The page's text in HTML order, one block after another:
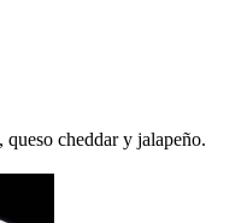
queso cheddar y jalapeño.